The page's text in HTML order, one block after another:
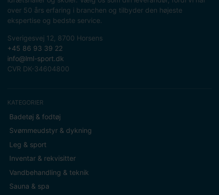
over 50 års erfaring i branchen og tilbyder den højeste
ekspertise og bedste service.
Sverigesvej 12, 8700 Horsens
+45 86 93 39 22
info@lml-sport.dk
CVR DK-34604800
KATEGORIER
Badetøj & fodtøj
Svømmeudstyr & dykning
Leg & sport
Inventar & rekvisitter
Vandbehandling & teknik
Sauna & spa